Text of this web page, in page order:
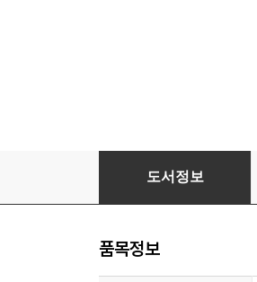
토핑보카 교과서 영단어
도서정보
품목정보